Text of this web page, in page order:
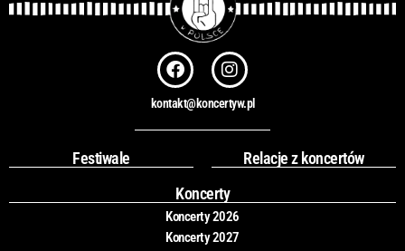
F
a
c
e
b
o
k
I
n
s
t
a
r
a
m
kontakt@koncertyw.pl
Festiwale
Relacje z koncertów
Koncerty
Koncerty 2026
Koncerty 2027